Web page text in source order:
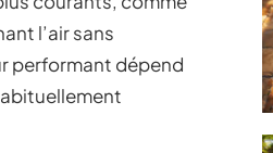
l’air sans
performant dépend